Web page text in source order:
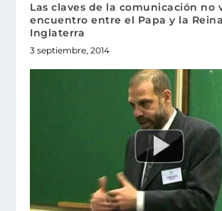
Las claves de la comunicación no
encuentro entre el Papa y la
Inglaterra
3 septiembre, 2014